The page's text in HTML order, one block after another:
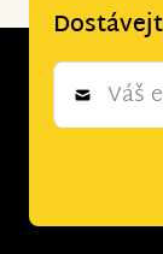
Newsletter